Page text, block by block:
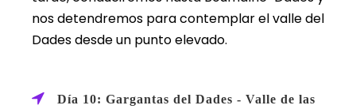
nos detendremos para contemplar el valle del
Dades desde un punto elevado.
Día 10: Gargantas del Dades - Valle de las